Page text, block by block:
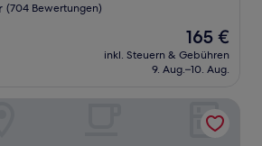
(704 Bewertungen)
Der
Preis
beträgt
165 €
inkl. Steuern & Gebühren
9. Aug.–10. Aug.